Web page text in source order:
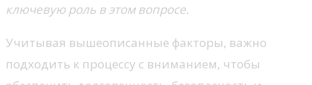
ключевую роль в этом вопросе.
Учитывая вышеописанные факторы, важно
подходить к процессу с вниманием, чтобы